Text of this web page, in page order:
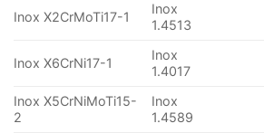
Inox X2CrMoTi17-1
Inox
1.4513
Inox X6CrNi17-1
Inox
1.4017
Inox X5CrNiMoTi15-
2
Inox
1.4589